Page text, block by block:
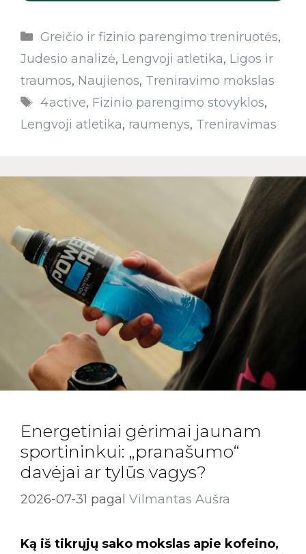
Greičio ir fizinio parengimo treniruotės,
Judesio analizė, Lengvoji atletika, Ligos ir
traumos, Naujienos, Treniravimo mokslas
4active, Fizinio parengimo stovyklos,
Lengvoji atletika, raumenys, Treniravimas
Energetiniai gėrimai jaunam
sportininkui: „pranašumo“
davėjai ar tylūs vagys?
2026-07-31 pagal Vilmantas Aušra
Ką iš tikrųjų sako mokslas apie kofeino,